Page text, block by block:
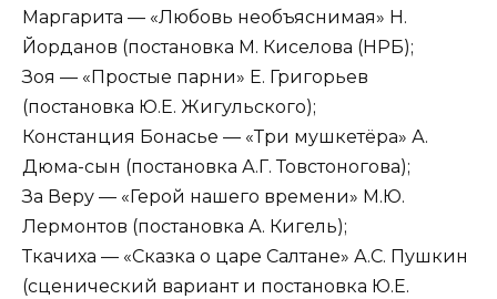
Маргарита — «Любовь необъяснимая» Н.
Йорданов (постановка М. Киселова (НРБ);
Зоя — «Простые парни» Е. Григорьев
(постановка Ю.Е. Жигульского);
Констанция Бонасье — «Три мушкетёра» А.
Дюма-сын (постановка А.Г. Товстоногова);
За Веру — «Герой нашего времени» М.Ю.
Лермонтов (постановка А. Кигель);
Ткачиха — «Сказка о царе Салтане» А.С. Пушкин
(сценический вариант и постановка Ю.Е.